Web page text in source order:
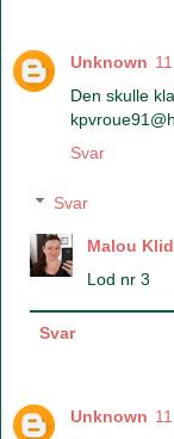
Unknown
Den skulle
Svar
Svar
Malou
Lod nr 3
Svar
Unknown